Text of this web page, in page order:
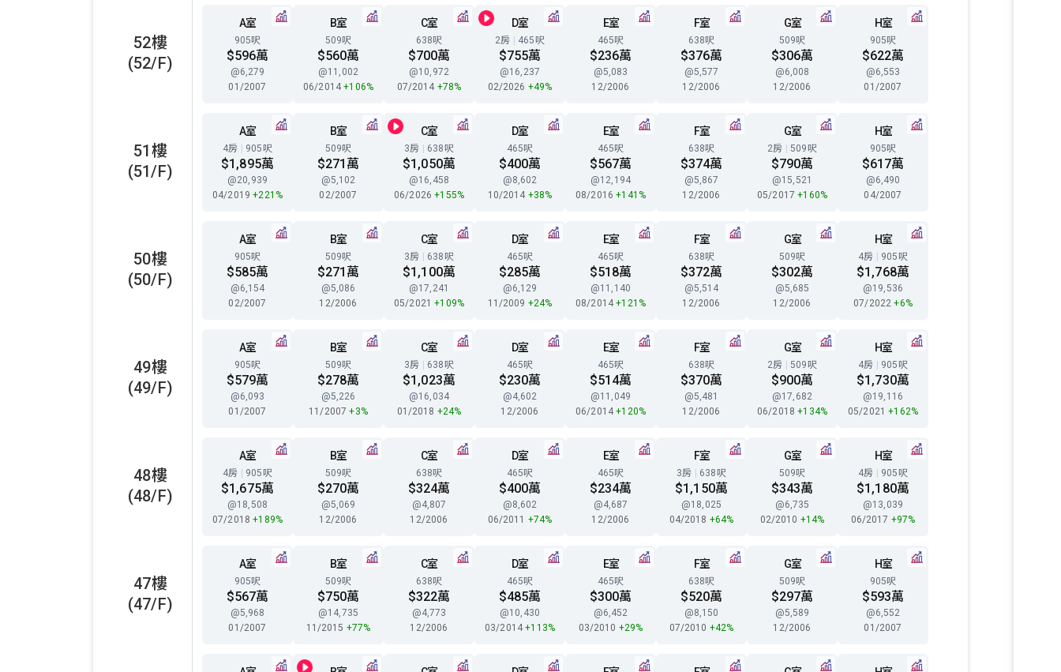
52樓
(52/F)
A室
905呎
$596萬
@6,279
01/2007
B室
509呎
$560萬
@11,002
06/2014+106%
C室
638呎
$700萬
@10,972
07/2014 +78%
D室
2房 | 465呎
$755萬
@16,237
02/2026 +49%
E室
465呎
$236萬
@5,083
12/2006
F室
638呎
$376萬
@5,577
12/2006
G室
509呎
$306萬
@6,008
12/2006
H室
905呎
$622萬
@6,553
01/2007
51樓
(51/F)
A室
4房 | 905呎
$1,895萬
@20,939
04/2019+221%
B室
509呎
$271萬
@5,102
02/2007
C室
3房 | 638呎
$1,050萬
@16,458
06/2026+155%
D室
465呎
$400萬
@8,602
10/2014 +38%
E室
465呎
$567萬
@12,194
08/2016+141%
F室
638呎
$374萬
@5,867
12/2006
G室
2房 | 509呎
$790萬
@15,521
05/2017+160%
H室
905呎
$617萬
@6,490
04/2007
50樓
(50/F)
A室
905呎
$585萬
@6,154
02/2007
B室
509呎
$271萬
@5,086
12/2006
C室
3房 | 638呎
$1,100萬
@17,241
05/2021+109%
D室
465呎
$285萬
@6,129
11/2009 +24%
E室
465呎
$518萬
@11,140
08/2014+121%
F室
638呎
$372萬
@5,514
12/2006
G室
509呎
$302萬
@5,685
12/2006
H室
4房 | 905呎
$1,768萬
@19,536
07/2022+6%
49樓
(49/F)
A室
905呎
$579萬
@6,093
01/2007
B室
509呎
$278萬
@5,226
11/2007+3%
C室
3房 | 638呎
$1,023萬
@16,034
01/2018 +24%
D室
465呎
$230萬
@4,602
12/2006
E室
465呎
$514萬
@11,049
06/2014+120%
F室
638呎
$370萬
@5,481
12/2006
G室
2房 | 509呎
$900萬
@17,682
06/2018+134%
H室
4房 | 905呎
$1,730萬
@19,116
05/2021+162%
48樓
(48/F)
A室
4房 | 905呎
$1,675萬
@18,508
07/2018+189%
B室
509呎
$270萬
@5,069
12/2006
C室
638呎
$324萬
@4,807
12/2006
D室
465呎
$400萬
@8,602
06/2011 +74%
E室
465呎
$234萬
@4,687
12/2006
F室
3房 | 638呎
$1,150萬
@18,025
04/2018 +64%
G室
509呎
$343萬
@6,735
02/2010 +14%
H室
4房 | 905呎
$1,180萬
@13,039
06/2017 +97%
47樓
(47/F)
A室
905呎
$567萬
@5,968
01/2007
B室
509呎
$750萬
@14,735
11/2015 +77%
C室
638呎
$322萬
@4,773
12/2006
D室
465呎
$485萬
@10,430
03/2014+113%
E室
465呎
$300萬
@6,452
03/2010 +29%
F室
638呎
$520萬
@8,150
07/2010 +42%
G室
509呎
$297萬
@5,589
12/2006
H室
905呎
$593萬
@6,552
01/2007